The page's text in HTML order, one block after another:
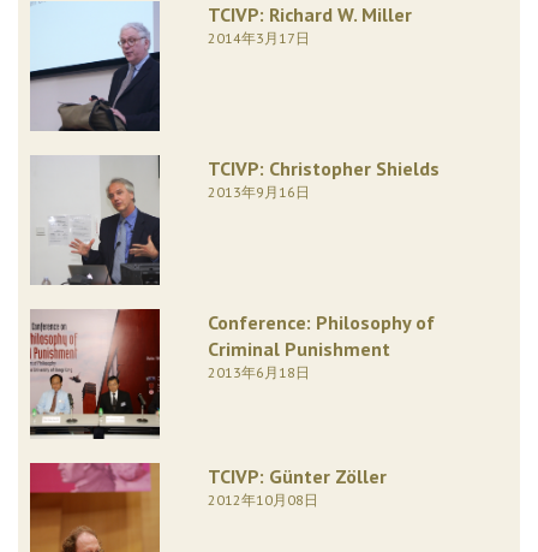
TCIVP: Richard W. Miller
2014年3月17日
TCIVP: Christopher Shields
2013年9月16日
Conference: Philosophy of
Criminal Punishment
2013年6月18日
TCIVP: Günter Zöller
2012年10月08日